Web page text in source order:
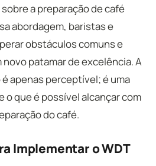
a preparação de café
abordagem, baristas e
obstáculos comuns e
novo patamar de excelência. A
apenas perceptível; é uma
o que é possível alcançar com
do café.
Implementar o WDT